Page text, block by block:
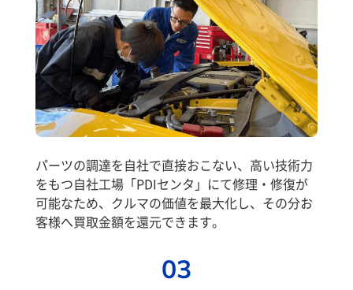
パーツの調達を自社で直接おこない、高い技術力
をもつ自社工場「PDIセンタ」にて修理・修復が
可能なため、クルマの価値を最大化し、その分お
客様へ買取金額を還元できます。
03